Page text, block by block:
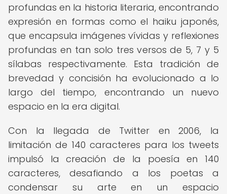
profundas en la historia literaria, encontrando
expresión en formas como el haiku japonés,
que encapsula imágenes vívidas y reflexiones
profundas en tan solo tres versos de 5, 7 y 5
sílabas respectivamente. Esta tradición de
brevedad y concisión ha evolucionado a lo
largo del tiempo, encontrando un nuevo
espacio en la era digital.
Con la llegada de Twitter en 2006, la
limitación de 140 caracteres para los tweets
impulsó la creación de la poesía en 140
caracteres, desafiando a los poetas a
condensar su arte en un espacio